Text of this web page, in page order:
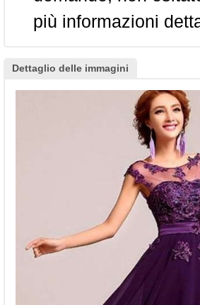
più informazioni
Dettaglio delle immagini